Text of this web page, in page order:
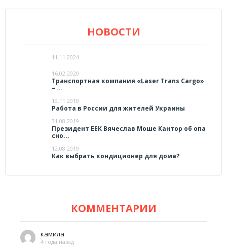
НОВОСТИ
11.11.2024
16.02.2020
Транспортная компания «Laser Trans Cargo»
– ...
19.11.2019
Работа в России для жителей Украины
31.08.2019
Президент ЕЕК Вячеслав Моше Кантор об опа
сно...
12.08.2019
Как выбрать кондиционер для дома?
КОММЕНТАРИИ
камила
4 года назад